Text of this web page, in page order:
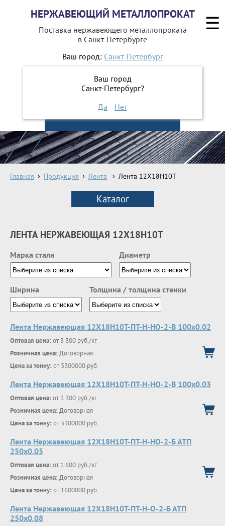
НЕРЖАВЕЮЩИЙ МЕТАЛЛОПРОКАТ
Поставка нержавеющего металлопроката
в Санкт-Петербурге
Ваш город: Санкт-Петербург
Ваш город
Санкт-Петербург?
Да
Нет
+7 (812)642-41-48
+7 (812)642-41-49
Главная Продукция Лента Лента 12Х18Н10Т
Каталог
ЛЕНТА НЕРЖАВЕЮЩАЯ 12Х18Н10Т
Марка стали Диаметр
Ширина Толщина / толщина стенки
Лента Нержавеющая 12Х18Н10Т-ПТ-Н-НО-2-В 100х0.02
Оптовая цена: от 3 300 руб./кг
Розничная цена: Договорная
Цена за тонну: от 3300000 руб.
Лента Нержавеющая 12Х18Н10Т-ПТ-Н-НО-2-В 100х0.03
Оптовая цена: от 3 300 руб./кг
Розничная цена: Договорная
Цена за тонну: от 3300000 руб.
Лента Нержавеющая 12Х18Н10Т-ПТ-Н-НО-2-Б АТП
250х0.05
Оптовая цена: от 1 600 руб./кг
Розничная цена: Договорная
Цена за тонну: от 1600000 руб.
Лента Нержавеющая 12Х18Н10Т-ПТ-Н-О-2-Б АТП
250х0.08
☰